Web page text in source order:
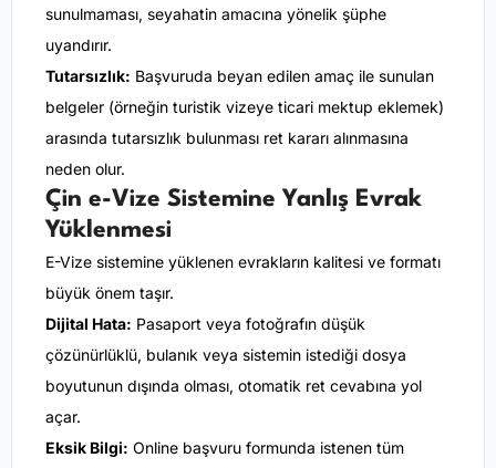
sunulmaması, seyahatin amacına yönelik şüphe
uyandırır.
Tutarsızlık: Başvuruda beyan edilen amaç ile sunulan
belgeler (örneğin turistik vizeye ticari mektup eklemek)
arasında tutarsızlık bulunması ret kararı alınmasına
neden olur.
Çin e-Vize Sistemine Yanlış Evrak
Yüklenmesi
E-Vize sistemine yüklenen evrakların kalitesi ve formatı
büyük önem taşır.
Dijital Hata: Pasaport veya fotoğrafın düşük
çözünürlüklü, bulanık veya sistemin istediği dosya
boyutunun dışında olması, otomatik ret cevabına yol
açar.
Eksik Bilgi: Online başvuru formunda istenen tüm